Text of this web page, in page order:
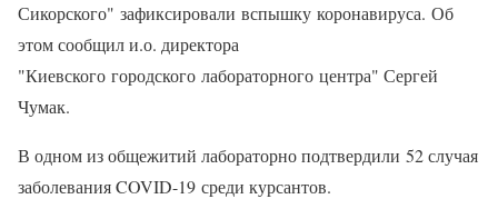
Сикорского" зафиксировали вспышку коронавируса. Об
этом сообщил и.о. директора
"Киевского городского лабораторного центра" Сергей
Чумак.
В одном из общежитий лабораторно подтвердили 52 случая
заболевания COVID-19 среди курсантов.